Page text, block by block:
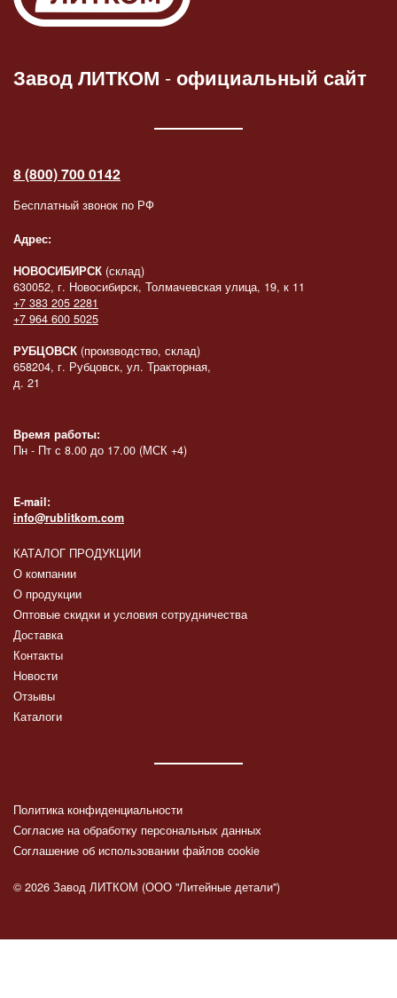
Завод ЛИТКОМ -официальный сайт
8 (800) 700 0142
Бесплатный звонок по РФ
Адрес:
НОВОСИБИРСК (склад)
630052, г. Новосибирск, Толмачевская улица, 19, к 11
+7 383 205 2281
+7 964 600 5025
РУБЦОВСК (производство, склад)
658204, г. Рубцовск, ул. Тракторная,
д. 21
Время работы:
Пн - Пт с 8.00 до 17.00 (МСК +4)
E-mail:
info@rublitkom.com
КАТАЛОГ ПРОДУКЦИИ
О компании
О продукции
Оптовые скидки и условия сотрудничества
Доставка
Контакты
Новости
Отзывы
Каталоги
Политика конфиденциальности
Согласие на обработку персональных данных
Соглашение об использовании файлов cookie
© 2026 Завод ЛИТКОМ (ООО "Литейные детали")